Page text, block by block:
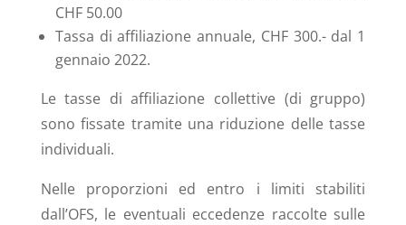
CHF 50.00
Tassa di affiliazione annuale, CHF 300.- dal 1
gennaio 2022.
Le tasse di affiliazione collettive (di gruppo)
sono fissate tramite una riduzione delle tasse
individuali.
Nelle proporzioni ed entro i limiti stabiliti
dall’OFS, le eventuali eccedenze raccolte sulle